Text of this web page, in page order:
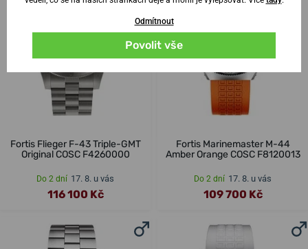
Fortis Flieger F-43 Triple-GMT
Original COSC F4260000
Do 2 dní 17. 8. u vás
116 100 Kč
Fortis Marinemaster M-44
Amber Orange COSC F8120013
Do 2 dní 17. 8. u vás
109 700 Kč
Odmítnout
Povolit vše